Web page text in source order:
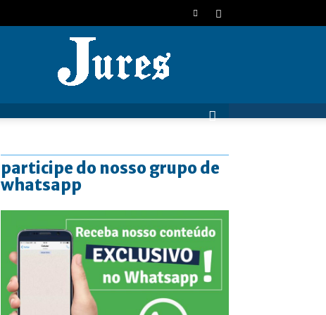
participe do nosso grupo de
whatsapp